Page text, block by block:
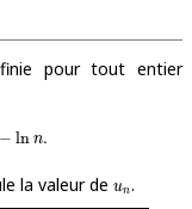
pour tout entier
− ln n.
n .
la valeur de un
un.